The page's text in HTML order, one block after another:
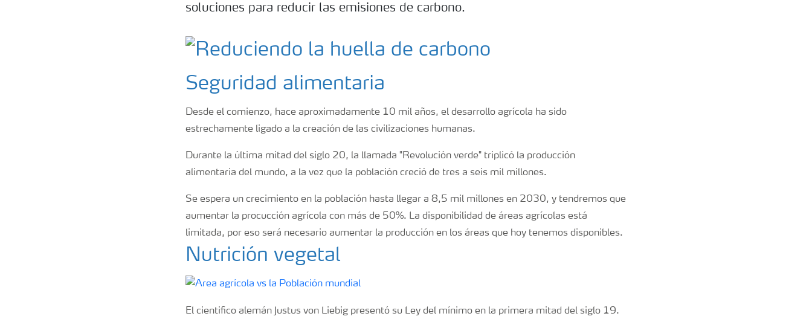
soluciones para reducir las emisiones de carbono.
Seguridad alimentaria
Desde el comienzo, hace aproximadamente 10 mil años, el desarrollo agrícola ha sido
estrechamente ligado a la creación de las civilizaciones humanas.
Durante la última mitad del siglo 20, la llamada "Revolución verde" triplicó la producción
alimentaria del mundo, a la vez que la población creció de tres a seis mil millones.
Se espera un crecimiento en la población hasta llegar a 8,5 mil millones en 2030, y tendremos que
aumentar la procucción agrícola con más de 50%. La disponibilidad de áreas agrícolas está
limitada, por eso será necesario aumentar la producción en los áreas que hoy tenemos disponibles.
Nutrición vegetal
El cientifico alemán Justus von Liebig presentó su Ley del mínimo en la primera mitad del siglo 19.